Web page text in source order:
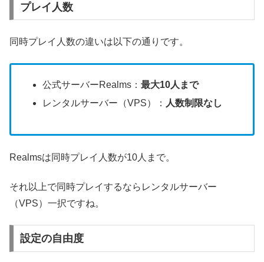
プレイ人数
同時プレイ人数の違いは以下の通りです。
公式サーバーRealms：最大10人まで
レンタルサーバー（VPS）： 人数制限なし
Realmsは同時プレイ人数が10人まで。
それ以上で同時プレイするならレンタルサーバー
（VPS）一択ですね。
設定の自由度